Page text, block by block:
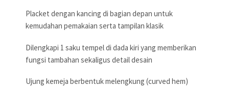
Placket dengan kancing di bagian depan untuk
kemudahan pemakaian serta tampilan klasik
Dilengkapi 1 saku tempel di dada kiri yang memberikan
fungsi tambahan sekaligus detail desain
Ujung kemeja berbentuk melengkung (curved hem)